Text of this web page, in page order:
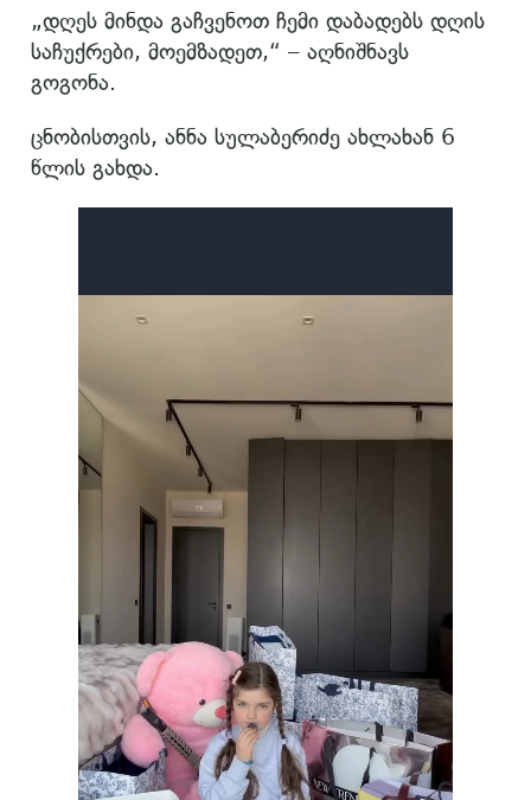
„დღეს მინდა გაჩვენოთ ჩემი დაბადებს დღის
საჩუქრები, მოემზადეთ,“ – აღნიშნავს
გოგონა.
ცნობისთვის, ანნა სულაბერიძე ახლახან 6
წლის გახდა.